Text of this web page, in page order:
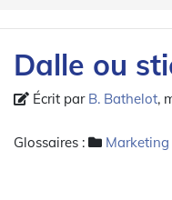
Dalle ou
Écrit par B. Bathelot,
Glossaires :